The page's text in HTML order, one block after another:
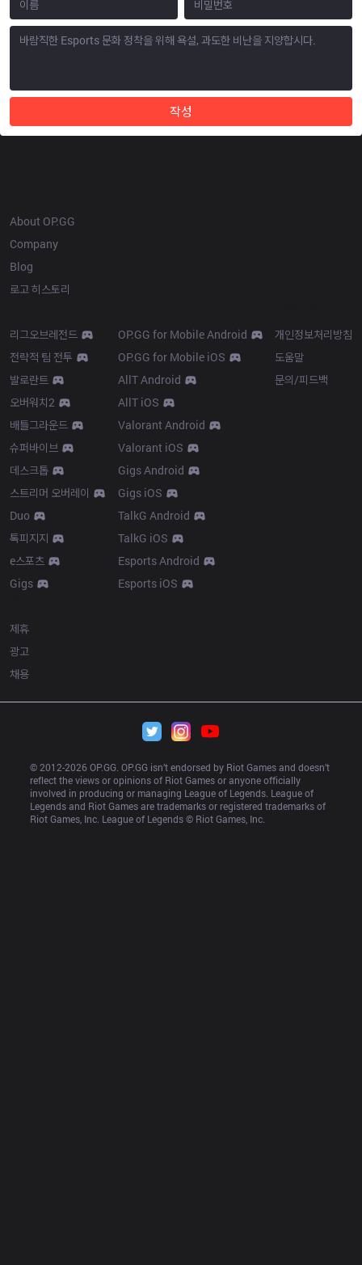
작성
About OP.GG
Company
Blog
로고 히스토리
리그오브레전드
전략적 팀 전투
발로란트
오버워치2
배틀그라운드
슈퍼바이브
데스크톱
스트리머 오버레이
Duo
톡피지지
e스포츠
Gigs
OP.GG for Mobile Android
OP.GG for Mobile iOS
AllT Android
AllT iOS
Valorant Android
Valorant iOS
Gigs Android
Gigs iOS
TalkG Android
TalkG iOS
Esports Android
Esports iOS
개인정보처리방침
도움말
문의/피드백
제휴
광고
채용
© 2012-2026 OP.GG. OP.GG isn’t endorsed by Riot Games and doesn’t
reflect the views or opinions of Riot Games or anyone officially
involved in producing or managing League of Legends. League of
Legends and Riot Games are trademarks or registered trademarks of
Riot Games, Inc. League of Legends © Riot Games, Inc.